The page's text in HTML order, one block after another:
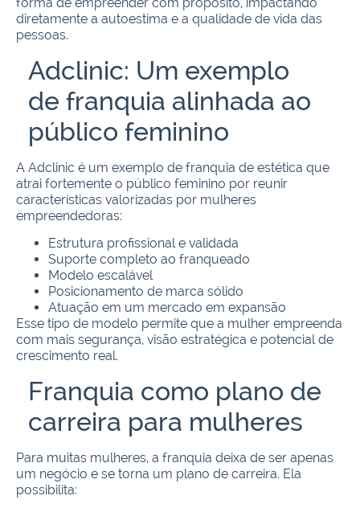
forma de empreender com propósito, impactando
diretamente a autoestima e a qualidade de vida das
pessoas.
Adclinic: Um exemplo
de franquia alinhada ao
público feminino
A Adclinic é um exemplo de franquia de estética que
atrai fortemente o público feminino por reunir
características valorizadas por mulheres
empreendedoras:
Estrutura profissional e validada
Suporte completo ao franqueado
Modelo escalável
Posicionamento de marca sólido
Atuação em um mercado em expansão
Esse tipo de modelo permite que a mulher empreenda
com mais segurança, visão estratégica e potencial de
crescimento real.
Franquia como plano de
carreira para mulheres
Para muitas mulheres, a franquia deixa de ser apenas
um negócio e se torna um plano de carreira. Ela
possibilita: